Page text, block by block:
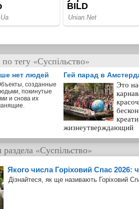
тегу «Суспільство»
нет людей
созданные
покинутые
и снова их
Гей парад в
Это
жизнеутверждающий
«Суспільство»
Якого числа Горіховий Спас 2026:
Дізнайтеся, як ще називають Горіховий